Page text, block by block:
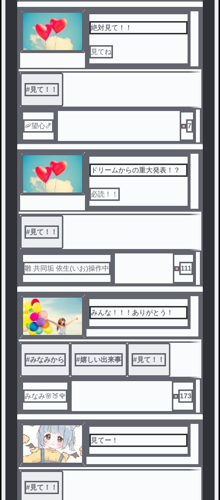
絶対見て！！
見てね
#見て！！
🦐望心🍤 7
ドリームからの重大発表！？
必読！！
#見て！！
雛 共同垢 依生(いお)操作中 111
みんな！！！ありがとう！
#みなみから #嬉しい出来事 #見て！！
みなみ🌸🍑🌹 173
見てー！
#見て！！